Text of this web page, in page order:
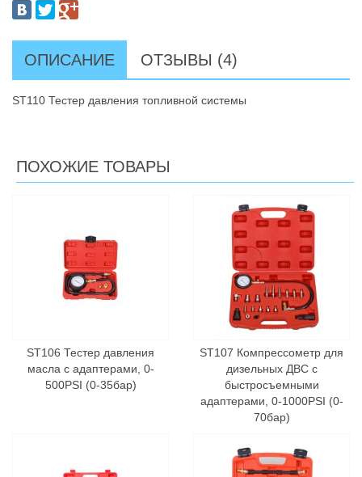
ОПИСАНИЕ ОТЗЫВЫ (4)
ST110 Тестер давления топливной системы
ПОХОЖИЕ ТОВАРЫ
ST106 Тестер давления
масла с адаптерами, 0-
500PSI (0-35бар)
ST107 Компрессометр для
дизельных ДВС с
быстросъемными
адаптерами, 0-1000PSI (0-
70бар)